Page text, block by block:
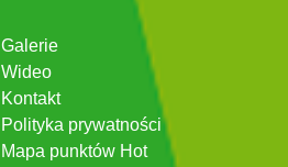
Galerie
Wideo
Kontakt
Polityka prywatności
Mapa punktów Hot